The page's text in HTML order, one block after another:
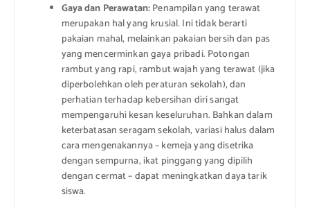
Gaya dan Perawatan:Penampilan yang terawat
merupakan hal yang krusial. Ini tidak berarti
pakaian mahal, melainkan pakaian bersih dan pas
yang mencerminkan gaya pribadi. Potongan
rambut yang rapi, rambut wajah yang terawat (jika
diperbolehkan oleh peraturan sekolah), dan
perhatian terhadap kebersihan diri sangat
mempengaruhi kesan keseluruhan. Bahkan dalam
keterbatasan seragam sekolah, variasi halus dalam
cara mengenakannya – kemeja yang disetrika
dengan sempurna, ikat pinggang yang dipilih
dengan cermat – dapat meningkatkan daya tarik
siswa.